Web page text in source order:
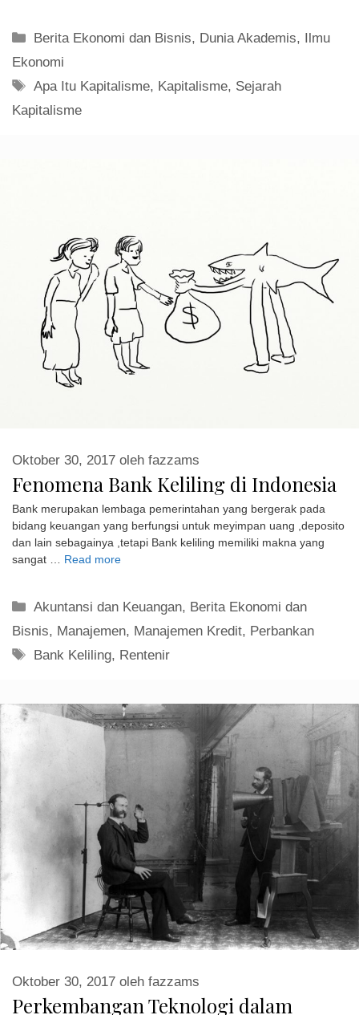
Kategori
Berita Ekonomi dan Bisnis, Dunia Akademis,
Ilmu
Ekonomi
Tag
Apa Itu Kapitalisme, Kapitalisme, Sejarah
Kapitalisme
Fenomena Bank Keliling di Indonesia
Oktober 30, 2017 oleh fazzams
Bank merupakan lembaga pemerintahan yang bergerak pada
bidang keuangan yang berfungsi untuk meyimpan uang ,deposito
dan lain sebagainya ,tetapi Bank keliling memiliki makna yang
sangat … Read more
Kategori
Akuntansi dan Keuangan, Berita Ekonomi dan
Bisnis, Manajemen, Manajemen Kredit, Perbankan
Tag
Bank Keliling, Rentenir
Perkembangan Teknologi dalam
Oktober 30, 2017 oleh fazzams